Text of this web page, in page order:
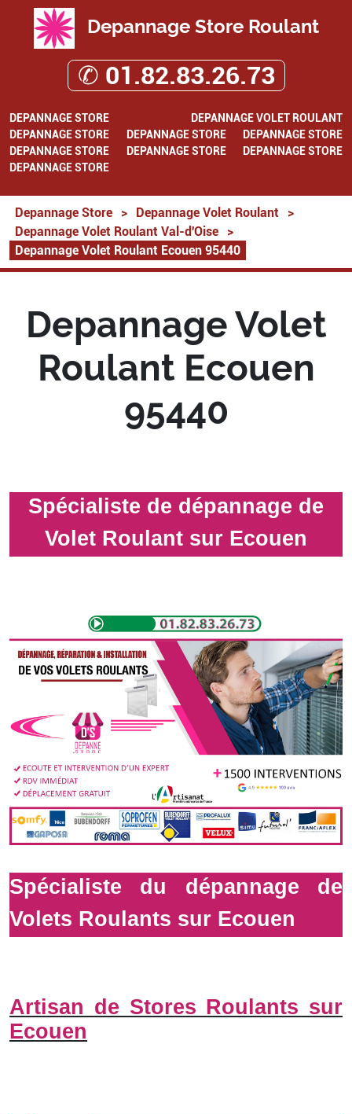
Depannage Store Roulant
✆ 01.82.83.26.73
DEPANNAGE STORE
DEPANNAGE VOLET ROULANT
DEPANNAGE STORE
DEPANNAGE STORE
DEPANNAGE STORE
DEPANNAGE STORE
DEPANNAGE STORE
DEPANNAGE STORE
DEPANNAGE STORE
Depannage Store > Depannage Volet Roulant
>
Depannage Volet Roulant Val-d'Oise
>
Depannage Volet Roulant Ecouen 95440
Depannage Volet
Roulant Ecouen
95440
Spécialiste de dépannage de
Volet Roulant sur Ecouen
Spécialiste du dépannage de
Volets Roulants sur Ecouen
Artisan de Stores Roulants sur
Ecouen